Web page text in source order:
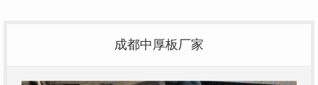
成都中厚板厂家